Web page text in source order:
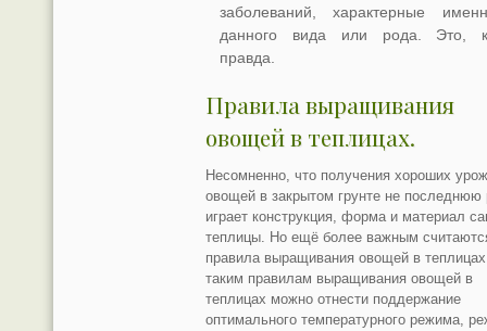
заболеваний, характерные
данного вида или рода. Это,
правда.
Правила выращивания
овощей в теплицах.
Несомненно, что получения хороших
овощей в закрытом грунте не последнюю
играет конструкция, форма и материал
теплицы. Но ещё более важным
правила выращивания овощей в
таким правилам выращивания овощей в
теплицах можно отнести поддержание
оптимального температурного режима,